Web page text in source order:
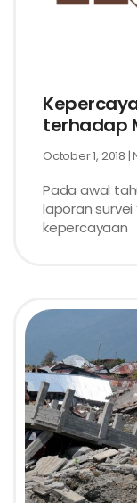
terhadap
October 1, 2018
Pada awal
laporan survei
kepercayaan